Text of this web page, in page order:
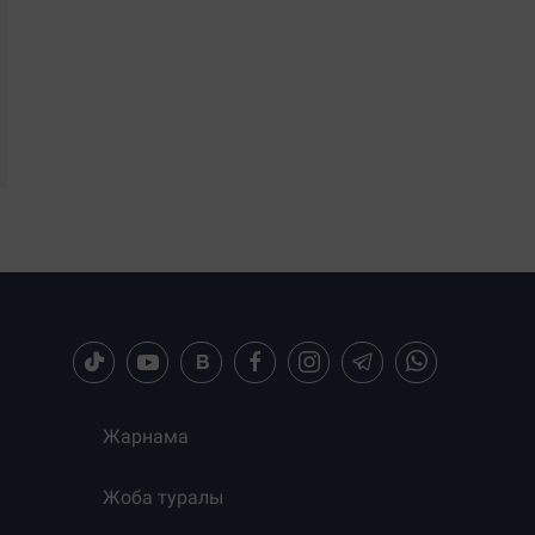
Жарнама
Жоба туралы